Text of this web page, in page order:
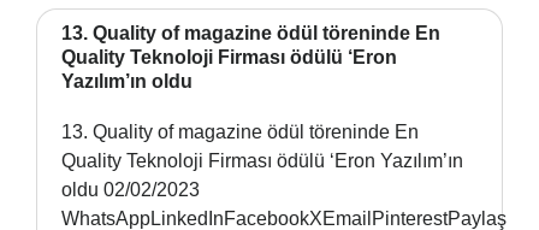
13. Quality of magazine ödül töreninde En
Quality Teknoloji Firması ödülü ‘Eron
Yazılım’ın oldu
13. Quality of magazine ödül töreninde En
Quality Teknoloji Firması ödülü ‘Eron Yazılım’ın
oldu 02/02/2023
WhatsAppLinkedInFacebookXEmailPinterestPaylaş